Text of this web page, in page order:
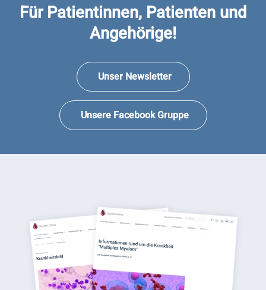
Für Patientinnen, Patienten und
Angehörige!
Unser Newsletter
Unsere Facebook Gruppe